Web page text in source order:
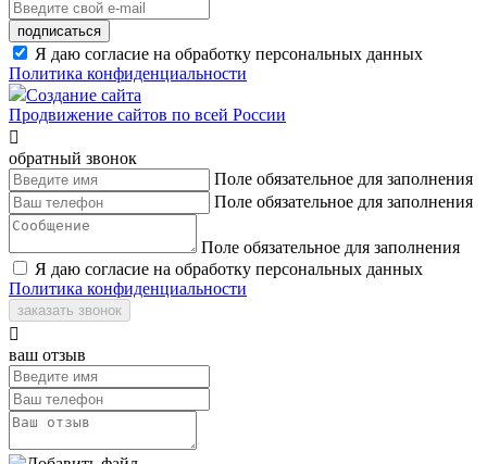
подписаться
Я даю согласие на обработку персональных данных
Политика конфиденциальности
Создание сайта
Продвижение сайтов по всей России

обратный звонок
Поле обязательное для заполнения
Поле обязательное для заполнения
Поле обязательное для заполнения
Я даю согласие на обработку персональных данных
Политика конфиденциальности
заказать звонок

ваш отзыв